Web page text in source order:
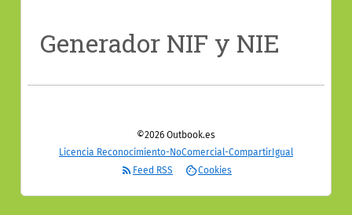
Generador NIF y NIE
©2026 Outbook.es
Licencia Reconocimiento-NoComercial-CompartirIgual
Feed RSS
Cookies